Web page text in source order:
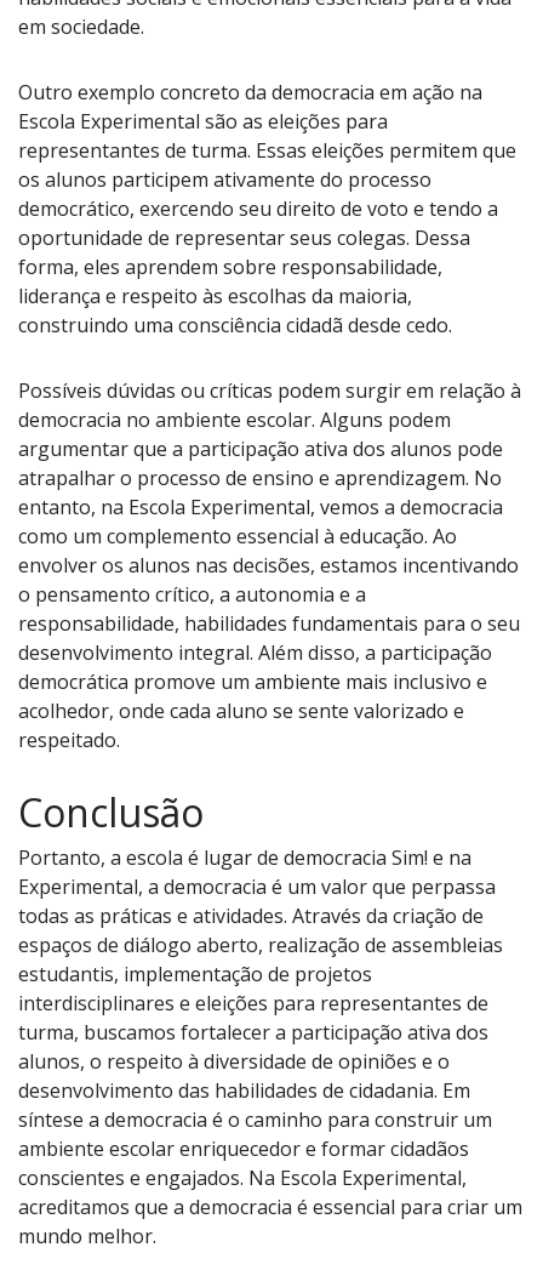
em sociedade.
Outro exemplo concreto da democracia em ação na
Escola Experimental são as eleições para
representantes de turma. Essas eleições permitem que
os alunos participem ativamente do processo
democrático, exercendo seu direito de voto e tendo a
oportunidade de representar seus colegas. Dessa
forma, eles aprendem sobre responsabilidade,
liderança e respeito às escolhas da maioria,
construindo uma consciência cidadã desde cedo.
Possíveis dúvidas ou críticas podem surgir em relação à
democracia no ambiente escolar. Alguns podem
argumentar que a participação ativa dos alunos pode
atrapalhar o processo de ensino e aprendizagem. No
entanto, na Escola Experimental, vemos a democracia
como um complemento essencial à educação. Ao
envolver os alunos nas decisões, estamos incentivando
o pensamento crítico, a autonomia e a
responsabilidade, habilidades fundamentais para o seu
desenvolvimento integral. Além disso, a participação
democrática promove um ambiente mais inclusivo e
acolhedor, onde cada aluno se sente valorizado e
respeitado.
Conclusão
Portanto, a escola é lugar de democracia Sim! e na
Experimental, a democracia é um valor que perpassa
todas as práticas e atividades. Através da criação de
espaços de diálogo aberto, realização de assembleias
estudantis, implementação de projetos
interdisciplinares e eleições para representantes de
turma, buscamos fortalecer a participação ativa dos
alunos, o respeito à diversidade de opiniões e o
desenvolvimento das habilidades de cidadania. Em
síntese a democracia é o caminho para construir um
ambiente escolar enriquecedor e formar cidadãos
conscientes e engajados. Na Escola Experimental,
acreditamos que a democracia é essencial para criar um
mundo melhor.